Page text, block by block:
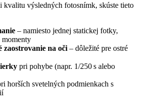
kvalitu výsledných fotosnímk, skúste tieto
– namiesto jednej statickej fotky,
momenty
zaostrovanie na oči– dôležité pre ostré
pri pohybe (napr. 1/250 s alebo
horších svetelných podmienkach s